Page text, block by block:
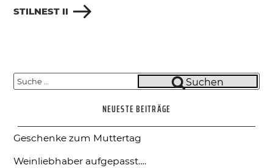
Beitrag
STILNEST II
Suche
Suchen
NEUESTE BEITRÄGE
Geschenke zum Muttertag
Weinliebhaber aufgepasst….